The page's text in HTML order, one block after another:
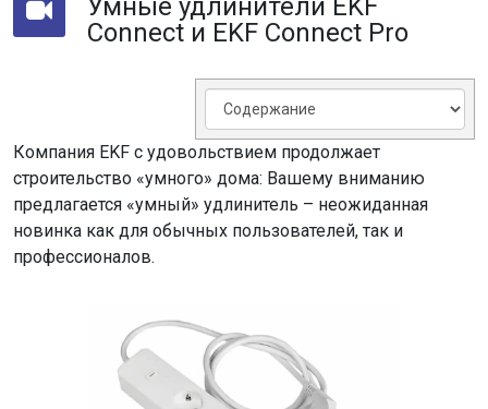
Connect и EKF Connect Pro
Компания EKF с удовольствием продолжает
строительство «умного» дома: Вашему вниманию
предлагается «умный» удлинитель – неожиданная
новинка как для обычных пользователей, так и
профессионалов.